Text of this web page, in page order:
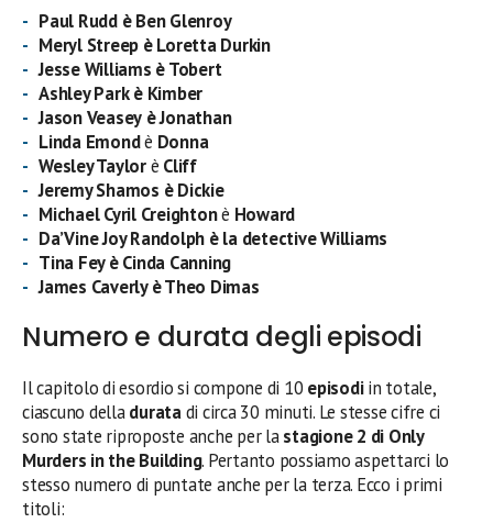
Paul Rudd è Ben Glenroy
Meryl Streep è Loretta Durkin
Jesse Williams è Tobert
Ashley Park è Kimber
Jason Veasey è Jonathan
Linda Emondè Donna
Wesley Taylorè Cliff
Jeremy Shamos è Dickie
Michael Cyril Creightonè Howard
Da’Vine Joy Randolph è la detective Williams
Tina Fey è Cinda Canning
James Caverly è Theo Dimas
Numero e durata degli episodi
Il capitolo di esordio si compone di 10 episodiin totale,
ciascuno delladuratadi circa 30 minuti. Le stesse cifre ci
sono state riproposte anche per lastagione 2 di Only
Murders in the Building. Pertanto possiamo aspettarci lo
stesso numero di puntate anche per la terza. Ecco i primi
titoli: